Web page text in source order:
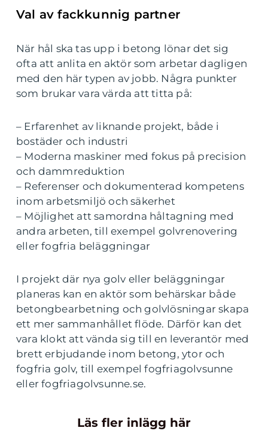
Val av fackkunnig partner
När hål ska tas upp i betong lönar det sig
ofta att anlita en aktör som arbetar dagligen
med den här typen av jobb. Några punkter
som brukar vara värda att titta på:
– Erfarenhet av liknande projekt, både i
bostäder och industri
– Moderna maskiner med fokus på precision
och dammreduktion
– Referenser och dokumenterad kompetens
inom arbetsmiljö och säkerhet
– Möjlighet att samordna håltagning med
andra arbeten, till exempel golvrenovering
eller fogfria beläggningar
I projekt där nya golv eller beläggningar
planeras kan en aktör som behärskar både
betongbearbetning och golvlösningar skapa
ett mer sammanhållet flöde. Därför kan det
vara klokt att vända sig till en leverantör med
brett erbjudande inom betong, ytor och
fogfria golv, till exempel fogfriagolvsunne
eller fogfriagolvsunne.se.
Läs fler inlägg här